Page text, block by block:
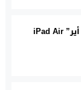
75% من مشتري “آيباد أير” iPad Air